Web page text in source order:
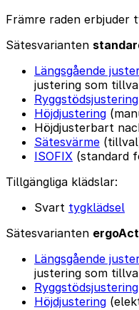
Främre raden erbjuder
Sätesvarianten
Längsgående
justering som
Ryggstödsjustering
Höjdjustering
Höjdjusterbart
Sätesvärme
ISOFIX (standard
Tillgängliga klädslar:
Svart tygklädsel
Sätesvarianten
Längsgående
justering som
Ryggstödsjustering
Höjdjustering